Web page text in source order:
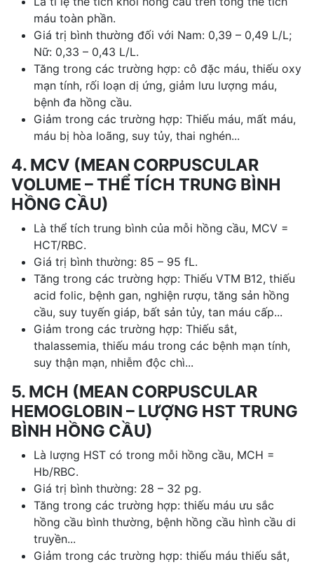
máu toàn phần.
Giá trị bình thường đối với Nam: 0,39 – 0,49 L/L;
Nữ: 0,33 – 0,43 L/L.
Tăng trong các trường hợp: cô đặc máu, thiếu oxy
mạn tính, rối loạn dị ứng, giảm lưu lượng máu,
bệnh đa hồng cầu.
Giảm trong các trường hợp: Thiếu máu, mất máu,
máu bị hòa loãng, suy tủy, thai nghén...
4. MCV (MEAN CORPUSCULAR
VOLUME – THỂ TÍCH TRUNG BÌNH
HỒNG CẦU)
Là thể tích trung bình của mỗi hồng cầu, MCV =
HCT/RBC.
Giá trị bình thường: 85 – 95 fL.
Tăng trong các trường hợp: Thiếu VTM B12, thiếu
acid folic, bệnh gan, nghiện rượu, tăng sản hồng
cầu, suy tuyến giáp, bất sản tủy, tan máu cấp...
Giảm trong các trường hợp: Thiếu sắt,
thalassemia, thiếu máu trong các bệnh mạn tính,
suy thận mạn, nhiễm độc chì...
5. MCH (MEAN CORPUSCULAR
HEMOGLOBIN – LƯỢNG HST TRUNG
BÌNH HỒNG CẦU)
Là lượng HST có trong mỗi hồng cầu, MCH =
Hb/RBC.
Giá trị bình thường: 28 – 32 pg.
Tăng trong các trường hợp: thiếu máu ưu sắc
hồng cầu bình thường, bệnh hồng cầu hình cầu di
truyền...
Giảm trong các trường hợp: thiếu máu thiếu sắt,